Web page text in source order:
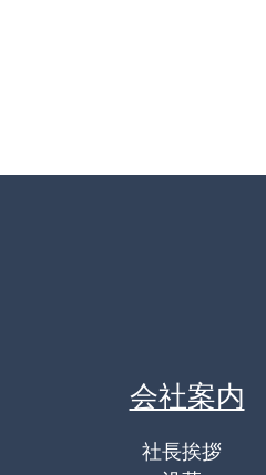
会社案内
社長挨拶